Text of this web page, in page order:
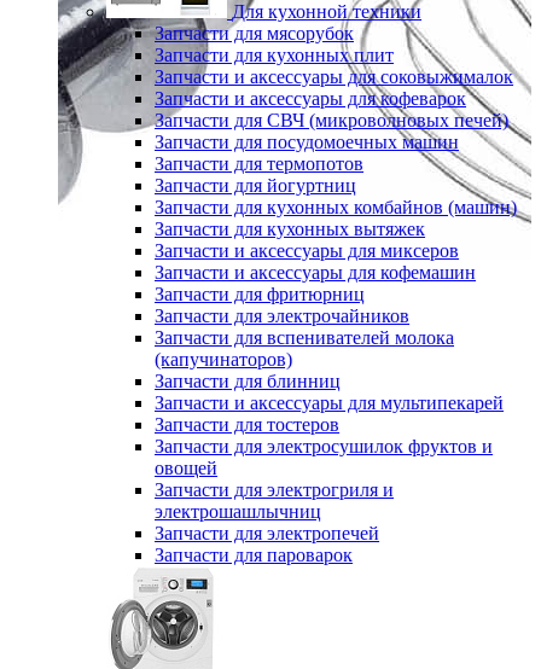
Для кухонной техники
Запчасти для мясорубок
Запчасти для кухонных плит
Запчасти и аксессуары для соковыжималок
Запчасти и аксессуары для кофеварок
Запчасти для СВЧ (микроволновых печей)
Запчасти для посудомоечных машин
Запчасти для термопотов
Запчасти для йогуртниц
Запчасти для кухонных комбайнов (машин)
Запчасти для кухонных вытяжек
Запчасти и аксессуары для миксеров
Запчасти и аксессуары для кофемашин
Запчасти для фритюрниц
Запчасти для электрочайников
Запчасти для вспенивателей молока
(капучинаторов)
Запчасти для блинниц
Запчасти и аксессуары для мультипекарей
Запчасти для тостеров
Запчасти для электросушилок фруктов и
овощей
Запчасти для электрогриля и
электрошашлычниц
Запчасти для электропечей
Запчасти для пароварок